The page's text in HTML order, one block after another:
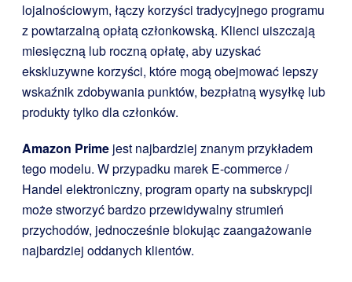
lojalnościowym, łączy korzyści tradycyjnego programu
z powtarzalną opłatą członkowską. Klienci uiszczają
miesięczną lub roczną opłatę, aby uzyskać
ekskluzywne korzyści, które mogą obejmować lepszy
wskaźnik zdobywania punktów, bezpłatną wysyłkę lub
produkty tylko dla członków.
Amazon Prime jest najbardziej znanym przykładem
tego modelu. W przypadku marek E-commerce /
Handel elektroniczny, program oparty na subskrypcji
może stworzyć bardzo przewidywalny strumień
przychodów, jednocześnie blokując zaangażowanie
najbardziej oddanych klientów.